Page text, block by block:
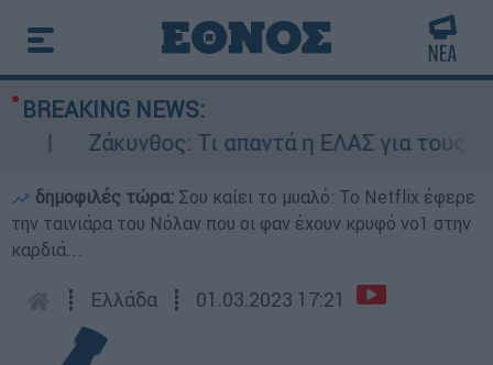
BREAKING NEWS:
Ζάκυνθος: Τι απαντά η ΕΛΑΣ για τους 8
δημοφιλές τώρα: Σου καίει το μυαλό: Το Netflix έφερε
την ταινιάρα του Νόλαν που οι φαν έχουν κρυφό νο1 στην
καρδιά...
┋ Ελλάδα ┋ 01.03.2023 17:21